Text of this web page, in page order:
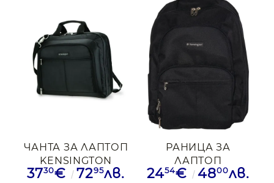
ЧАНТА ЗА ЛАПТОП
KENSINGTON
TOPLOAD 15,6"
3730€ 7295лв.
РАНИЦА ЗА
ЛАПТОП
KENSINGTON 15,6"
2454€ 4800лв.